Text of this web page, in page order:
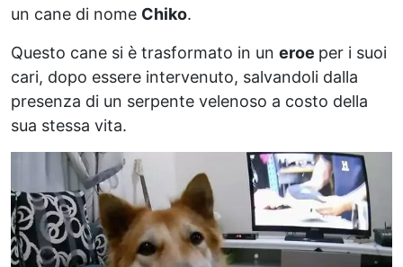
un cane di nome Chiko.
Questo cane si è trasformato in un eroe per i suoi
cari, dopo essere intervenuto, salvandoli dalla
presenza di un serpente velenoso a costo della
sua stessa vita.